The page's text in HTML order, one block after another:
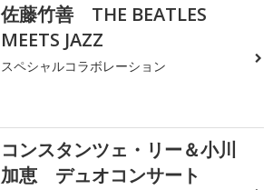
佐藤竹善 THE BEATLES
MEETS JAZZ
スペシャルコラボレーション
コンスタンツェ・リー＆小川
加恵 デュオコンサート